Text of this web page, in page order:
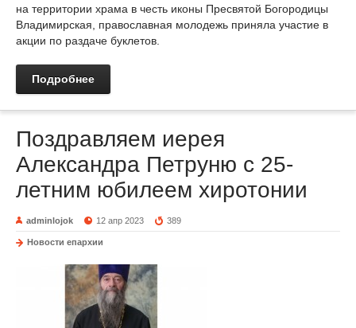
на территории храма в честь иконы Пресвятой Богородицы
Владимирская, православная молодежь приняла участие в
акции по раздаче буклетов.
Подробнее
Поздравляем иерея
Александра Петруню с 25-
летним юбилеем хиротонии
adminlojok 12 апр 2023 389
Новости епархии